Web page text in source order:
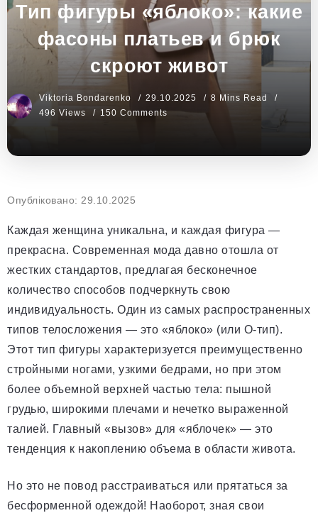
Тип фигуры «яблоко»: какие
фасоны платьев и брюк
скроют живот
Viktoria Bondarenko 29.10.2025
8 Mins Read
496 Views
150 Comments
Опубліковано: 29.10.2025
Каждая женщина уникальна, и каждая фигура —
прекрасна. Современная мода давно отошла от
жестких стандартов, предлагая бесконечное
количество способов подчеркнуть свою
индивидуальность. Один из самых распространенных
типов телосложения — это «яблоко» (или О-тип).
Этот тип фигуры характеризуется преимущественно
стройными ногами, узкими бедрами, но при этом
более объемной верхней частью тела: пышной
грудью, широкими плечами и нечетко выраженной
талией. Главный «вызов» для «яблочек» — это
тенденция к накоплению объема в области живота.
Но это не повод расстраиваться или прятаться за
бесформенной одеждой! Наоборот, зная свои